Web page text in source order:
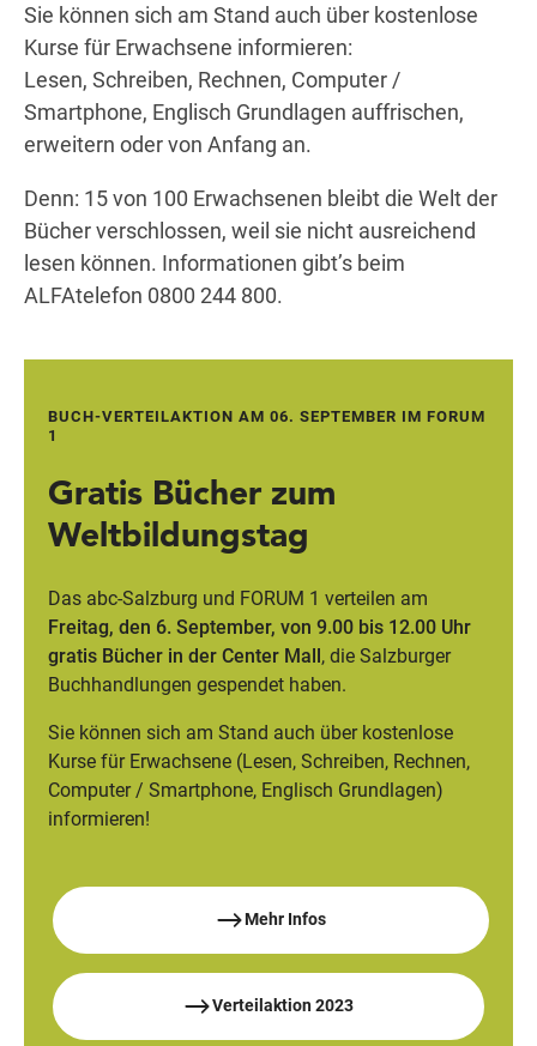
Sie können sich am Stand auch über kostenlose
Kurse für Erwachsene informieren:
Lesen, Schreiben, Rechnen, Computer /
Smartphone, Englisch Grundlagen auffrischen,
erweitern oder von Anfang an.
Denn: 15 von 100 Erwachsenen bleibt die Welt der
Bücher verschlossen, weil sie nicht ausreichend
lesen können. Informationen gibt’s beim
ALFAtelefon 0800 244 800.
BUCH-VERTEILAKTION AM 06. SEPTEMBER IM FORUM
1
Gratis Bücher zum
Weltbildungstag
Das abc-Salzburg und FORUM 1 verteilen am
Freitag, den 6. September, von 9.00 bis 12.00 Uhr
gratis Bücher in der Center Mall, die Salzburger
Buchhandlungen gespendet haben.
Sie können sich am Stand auch über kostenlose
Kurse für Erwachsene (Lesen, Schreiben, Rechnen,
Computer / Smartphone, Englisch Grundlagen)
informieren!
Mehr Infos
Verteilaktion 2023